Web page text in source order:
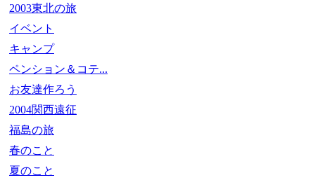
2003東北の旅
イベント
キャンプ
ペンション＆コテ...
お友達作ろう
2004関西遠征
福島の旅
春のこと
夏のこと